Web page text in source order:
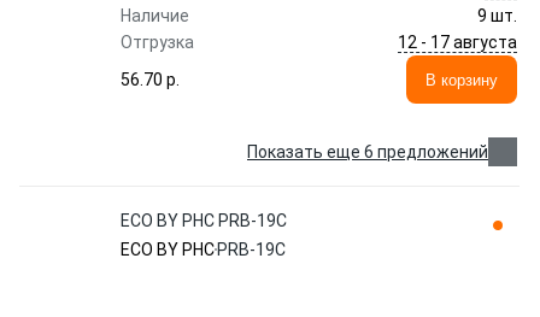
Наличие
9 шт.
Отгрузка
12 - 17 августа
56.70 p.
В корзину
Показать еще 6 предложений
ECO BY PHC PRB-19C
ECO BY PHC PRB-19C